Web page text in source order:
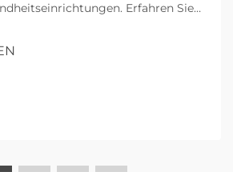
Erfahren Sie
Textilien.